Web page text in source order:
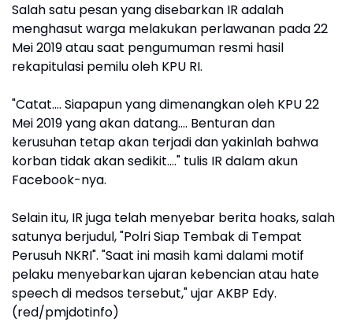
Salah satu pesan yang disebarkan IR adalah
menghasut warga melakukan perlawanan pada 22
Mei 2019 atau saat pengumuman resmi hasil
rekapitulasi pemilu oleh KPU RI.
"Catat.... Siapapun yang dimenangkan oleh KPU 22
Mei 2019 yang akan datang.... Benturan dan
kerusuhan tetap akan terjadi dan yakinlah bahwa
korban tidak akan sedikit...." tulis IR dalam akun
Facebook-nya.
Selain itu, IR juga telah menyebar berita hoaks, salah
satunya berjudul, "Polri Siap Tembak di Tempat
Perusuh NKRI". "Saat ini masih kami dalami motif
pelaku menyebarkan ujaran kebencian atau hate
speech di medsos tersebut," ujar AKBP Edy.
(red/pmjdotinfo)